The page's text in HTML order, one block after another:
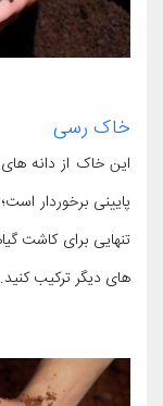
خاک رسی
این خاک از دانه
پایینی برخوردار
تنهایی برای کاشت
های دیگر ترکیب کنید.